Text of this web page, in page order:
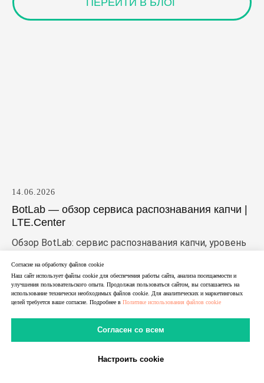
14.06.2026
BotLab — обзор сервиса распознавания капчи |
LTE.Center
Обзор BotLab: сервис распознавания капчи, уровень
применения и критерии оценки. Разбираем, что
представляет собой Ботлаб и кому может подойти
этот сервис.
Согласие на обработку файлов cookie
Наш сайт использует файлы cookie для обеспечения работы сайта, анализа посещаемости и
улучшения пользовательского опыта. Продолжая пользоваться сайтом, вы соглашаетесь на
использование технически необходимых файлов cookie. Для аналитических и маркетинговых
целей требуется ваше согласие. Подробнее в Политике использования файлов cookie
Согласен со всем
Настроить cookie